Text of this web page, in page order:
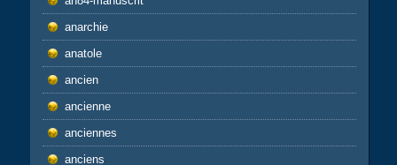
anarchie
anatole
ancien
ancienne
anciennes
anciens